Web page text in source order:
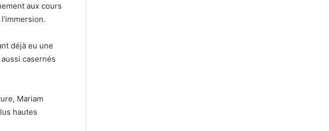
aux cours
déjà eu une
casernés
Mariam
hautes